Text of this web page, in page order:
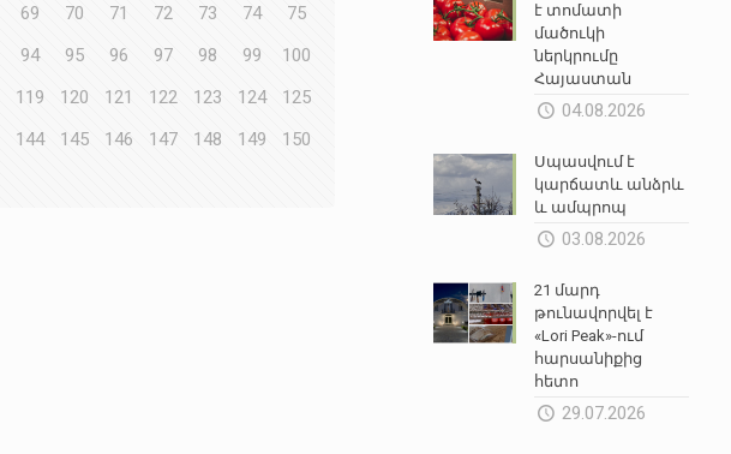
69 70 71 72 73 74
75
94 95 96 97 98 99
100
119 120 121 122 123 124
125
144 145 146 147 148 149
150
է տոմատի
մածուկի
ներկրումը
Հայաստան
04.08.2026
Սպասվում է
կարճատև անձրև
և ամպրոպ
03.08.2026
21 մարդ
թունավորվել է
«Lori Peak»-ում
հարսանիքից
հետո
29.07.2026